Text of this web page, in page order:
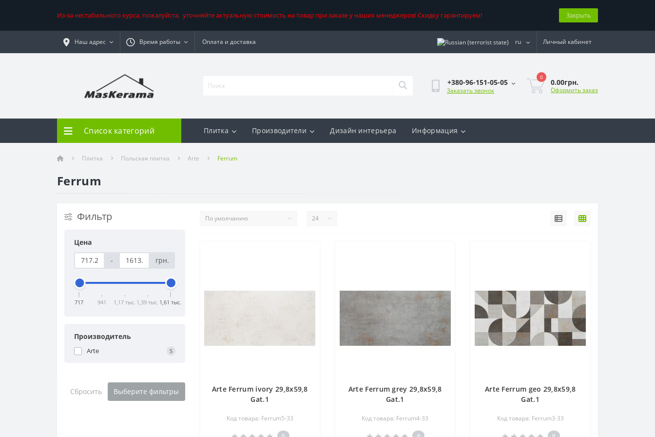
Из-за нестабильного курса, пожалуйста, уточняйте актуальную стоимость на товар при заказе у наших менеджеров! Скидку гарантируем! Закрыть
Наш адрес Время работы Оплата и доставка ru Личный кабинет
+380-96-151-05-05
Заказать звонок
0
0.00грн.
Оформить заказ
Список категорий Плитка Производители Дизайн интерьера Информация
Плитка Польская плитка Arte Ferrum
Ferrum
Фильтр
Цена
-
грн.
717 941 1,17 тыс. 1,39 тыс. 1,61 тыс.
Производитель
Arte 5
Сбросить Выберите фильтры
Arte Ferrum ivory 29,8x59,8
Gat.1
Код товара: Ferrum5-33
Arte Ferrum grey 29,8x59,8
Gat.1
Код товара: Ferrum4-33
Arte Ferrum geo 29,8x59,8
Gat.1
Код товара: Ferrum3-33